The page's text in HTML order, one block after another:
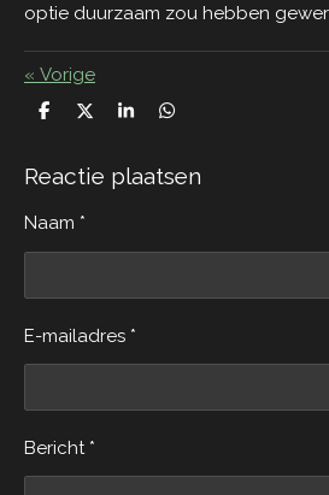
optie duurzaam zou hebben
« Vorige
D
e
n
D
l
S
r
e
D
e
n
Reactie plaatsen
Naam *
E-mailadres *
Bericht *